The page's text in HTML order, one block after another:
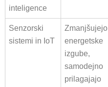
inteligence
Senzorski
sistemi in IoT
Zmanjšujejo
energetske
izgube,
samodejno
prilagajajo